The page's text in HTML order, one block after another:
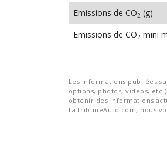
Emissions de CO2 (g)
Emissions de CO2 mini
Les informations publiées
options, photos, vidéos,
obtenir des informations
LaTribuneAuto.com, nous